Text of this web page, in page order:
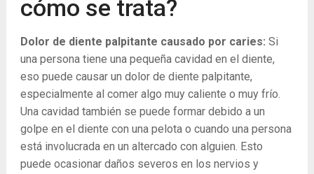
cómo se trata?
Dolor de diente palpitante causado por caries: Si
una persona tiene una pequeña cavidad en el diente,
eso puede causar un dolor de diente palpitante,
especialmente al comer algo muy caliente o muy frío.
Una cavidad también se puede formar debido a un
golpe en el diente con una pelota o cuando una persona
está involucrada en un altercado con alguien. Esto
puede ocasionar daños severos en los nervios y